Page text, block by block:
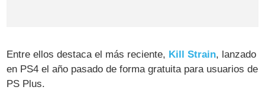
Entre ellos destaca el más reciente, Kill Strain, lanzado
en PS4 el año pasado de forma gratuita para usuarios de
PS Plus.